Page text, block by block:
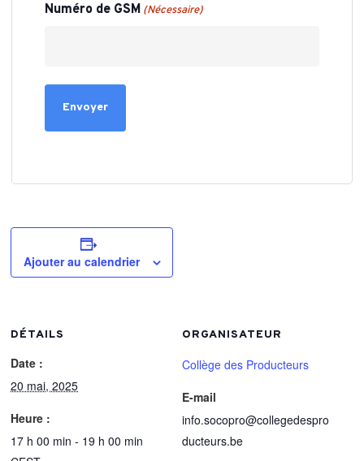
Numéro de GSM (Nécessaire)
Ajouter au calendrier
DÉTAILS
Date :
20 mai, 2025
Heure :
17 h 00 min - 19 h 00 min
ORGANISATEUR
Collège des Producteurs
E-mail
info.socopro@collegedespro
ducteurs.be